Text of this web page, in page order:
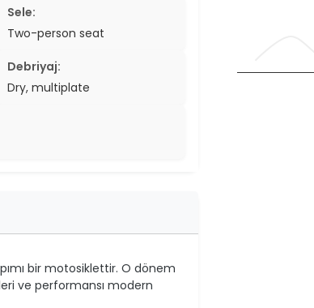
Sele:
Two-person seat
Debriyaj:
Dry, multiplate
bir motosiklettir. O dönem
ve performansı modern